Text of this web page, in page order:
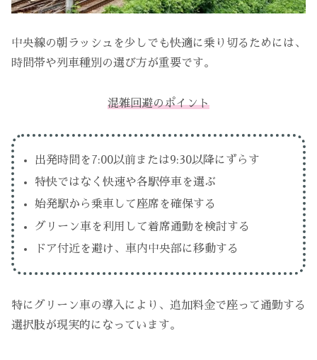
中央線の朝ラッシュを少しでも快適に乗り切るためには、
時間帯や列車種別の選び方が重要です。
混雑回避のポイント
出発時間を7:00以前または9:30以降にずらす
特快ではなく快速や各駅停車を選ぶ
始発駅から乗車して座席を確保する
グリーン車を利用して着席通勤を検討する
ドア付近を避け、車内中央部に移動する
特にグリーン車の導入により、追加料金で座って通勤する
選択肢が現実的になっています。